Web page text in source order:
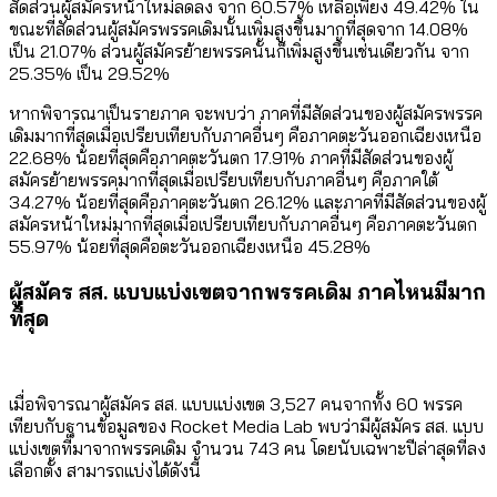
สัดส่วนผู้สมัครหน้าใหม่ลดลง จาก 60.57% เหลือเพียง 49.42% ใน
ขณะที่สัดส่วนผู้สมัครพรรคเดิมนั้นเพิ่มสูงขึ้นมากที่สุดจาก 14.08%
เป็น 21.07% ส่วนผู้สมัครย้ายพรรคนั้นก็เพิ่มสูงขึ้นเช่นเดียวกัน จาก
25.35% เป็น 29.52%
หากพิจารณาเป็นรายภาค จะพบว่า ภาคที่มีสัดส่วนของผู้สมัครพรรค
เดิมมากที่สุดเมื่อเปรียบเทียบกับภาคอื่นๆ คือภาคตะวันออกเฉียงเหนือ
22.68% น้อยที่สุดคือภาคตะวันตก 17.91% ภาคที่มีสัดส่วนของผู้
สมัครย้ายพรรคมากที่สุดเมื่อเปรียบเทียบกับภาคอื่นๆ คือภาคใต้
34.27% น้อยที่สุดคือภาคตะวันตก 26.12% และภาคที่มีสัดส่วนของผู้
สมัครหน้าใหม่มากที่สุดเมื่อเปรียบเทียบกับภาคอื่นๆ คือภาคตะวันตก
55.97% น้อยที่สุดคือตะวันออกเฉียงเหนือ 45.28%
ผู้สมัคร สส. แบบแบ่งเขตจากพรรคเดิม ภาคไหนมีมาก
ที่สุด
เมื่อพิจารณาผู้สมัคร สส. แบบแบ่งเขต 3,527 คนจากทั้ง 60 พรรค
เทียบกับฐานข้อมูลของ Rocket Media Lab พบว่ามีผู้สมัคร สส. แบบ
แบ่งเขตที่มาจากพรรคเดิม จำนวน 743 คน โดยนับเฉพาะปีล่าสุดที่ลง
เลือกตั้ง สามารถแบ่งได้ดังนี้